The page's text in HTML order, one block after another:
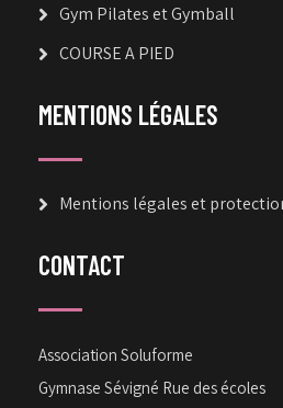
Gym Pilates et Gymball
COURSE A PIED
MENTIONS LÉGALES
Mentions légales et
CONTACT
Association Soluforme
Gymnase Sévigné Rue des écoles